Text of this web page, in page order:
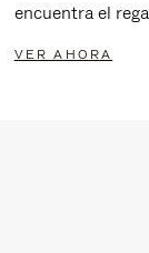
encuentra el
VER AHORA